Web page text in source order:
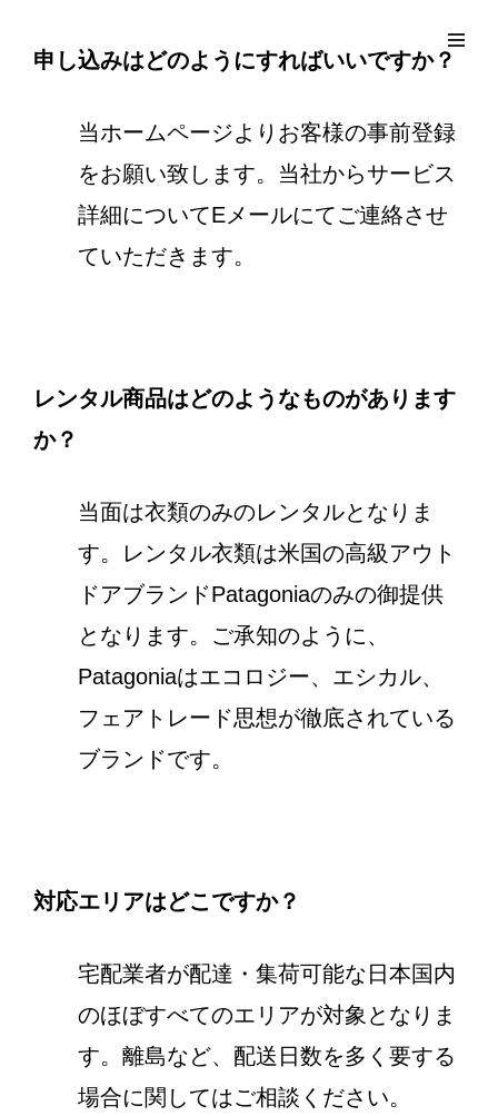
EDO KAGURA
Authentic Traditional Cultural Experiences
Overlay
申し込みはどのようにすればいいですか？
当ホームページよりお客様の事前登録
をお願い致します。当社からサービス
詳細についてEメールにてご連絡させ
ていただきます。
レンタル商品はどのようなものがあります
か？
当面は衣類のみのレンタルとなりま
す。レンタル衣類は米国の高級アウト
ドアブランドPatagoniaのみの御提供
となります。ご承知のように、
Patagoniaはエコロジー、エシカル、
フェアトレード思想が徹底されている
ブランドです。
対応エリアはどこですか？
宅配業者が配達・集荷可能な日本国内
のほぼすべてのエリアが対象となりま
す。離島など、配送日数を多く要する
場合に関してはご相談ください。